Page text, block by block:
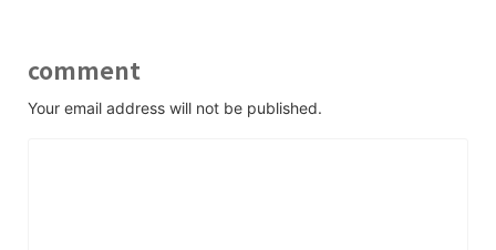
comment
Your email address will not be published.